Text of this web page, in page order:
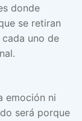
donde
se retiran
uno de
emoción ni
será porque